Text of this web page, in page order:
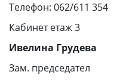
Телефон: 062/611 354
Кабинет етаж 3
Ивелина Грудева
Зам. председател